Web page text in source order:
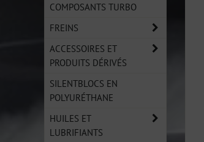
COMPOSANTS TURBO
FREINS
ACCESSOIRES ET
PRODUITS DÉRIVÉS
SILENTBLOCS EN
POLYURÉTHANE
HUILES ET
LUBRIFIANTS